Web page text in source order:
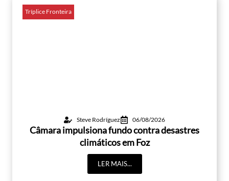
Tríplice Fronteira
Steve Rodríguez 06/08/2026
Câmara impulsiona fundo contra desastres
climáticos em Foz
LER MAIS...